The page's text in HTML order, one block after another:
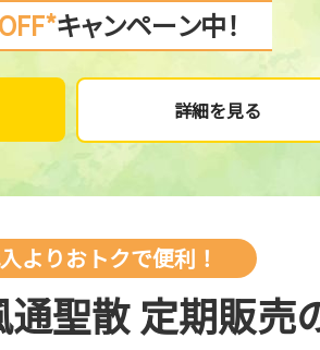
キャンペーン中！
詳細を見る
よりおトクで便利！
聖散 定期販売